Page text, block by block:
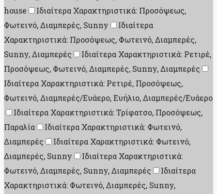
house
Ιδιαίτερα Χαρακτηριστικά: Προσόψεως,
Φωτεινό, Διαμπερές, Sunny
Ιδιαίτερα
Χαρακτηριστικά: Προσόψεως, Φωτεινό, Διαμπερές,
Sunny, Διαμπερές
Ιδιαίτερα Χαρακτηριστικά: Ρετιρέ,
Προσόψεως, Φωτεινό, Διαμπερές, Sunny, Διαμπερές
Ιδιαίτερα Χαρακτηριστικά: Ρετιρέ, Προσόψεως,
Φωτεινό, Διαμπερές/Ευάερο, Ευήλιο, Διαμπερές/Ευάερο
Ιδιαίτερα Χαρακτηριστικά: Τρίφατσο, Προσόψεως,
Παραλία
Ιδιαίτερα Χαρακτηριστικά: Φωτεινό,
Διαμπερές
Ιδιαίτερα Χαρακτηριστικά: Φωτεινό,
Διαμπερές, Sunny
Ιδιαίτερα Χαρακτηριστικά:
Φωτεινό, Διαμπερές, Sunny, Διαμπερές
Ιδιαίτερα
Χαρακτηριστικά: Φωτεινό, Διαμπερές, Sunny,